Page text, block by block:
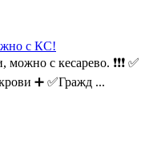
с КС!
с кесарево. ❗❗❗ ✅
➕ ✅Гражд ...